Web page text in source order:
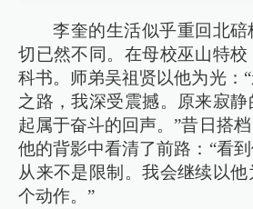
李奎的生活似乎重回北
切已然不同。在母校巫山特
科书。师弟吴祖贤以他为光：
之路，我深受震撼。原来寂
起属于奋斗的回声。”昔日搭
他的背影中看清了前路：“看
从来不是限制。我会继续以
个动作。”